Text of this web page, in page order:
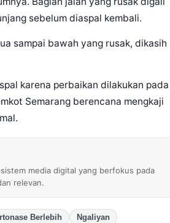
sebelum diaspal kembali.
sampai bawah yang rusak, dikasih
karena perbaikan dilakukan pada
Semarang berencana mengkaji
media digital yang berfokus pada
relevan.
Berlebih
Ngaliyan